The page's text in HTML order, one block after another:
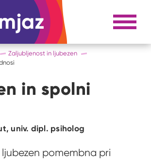
#to sem jaz Razpri
Zaljubljenost in ljubezen
in spolni
univ. dipl. psiholog
pomembna pri